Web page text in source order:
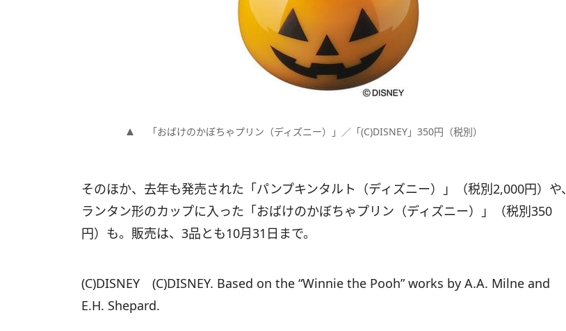
「おばけのかぼちゃプリン（ディズニー）」／「(C)DISNEY」350円（税別）
そのほか、去年も発売された「パンプキンタルト（ディズニー）」（税別2,000円）や、
ランタン形のカップに入った「おばけのかぼちゃプリン（ディズニー）」（税別350
円）も。販売は、3品とも10月31日まで。
(C)DISNEY (C)DISNEY. Based on the “Winnie the Pooh” works by A.A. Milne and
E.H. Shepard.